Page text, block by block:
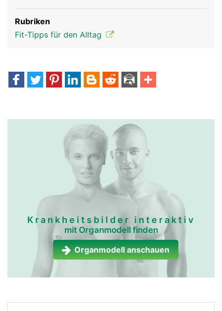
Rubriken
Fit-Tipps für den Alltag
Krankheitsbilder interaktiv
mit Organmodell finden
Organmodell anschauen